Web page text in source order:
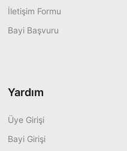
İletişim Formu
Bayi Başvuru
Yardım
Üye Girişi
Bayi Girişi